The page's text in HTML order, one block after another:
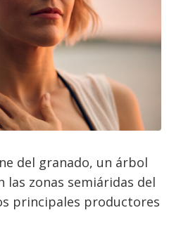
del granado, un árbol
zonas semiáridas del
principales productores